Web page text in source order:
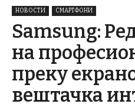
НОВОСТИ СМАРТФОНИ
Samsung:
на
преку
вештачка